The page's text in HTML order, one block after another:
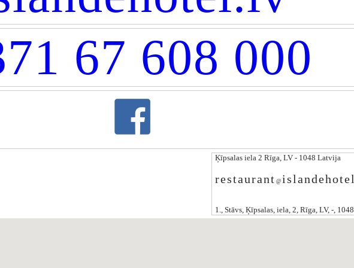
67 608 000
Ķīpsalas iela 2 Rīga, LV - 1048 Latvija
restaurant @
1., Stāvs, Ķīpsalas, iela, 2, Rīga, LV, -,